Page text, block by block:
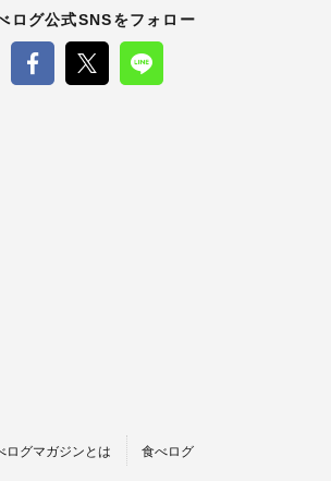
ログ公式SNSをフォロー
ログマガジンとは 食べログ